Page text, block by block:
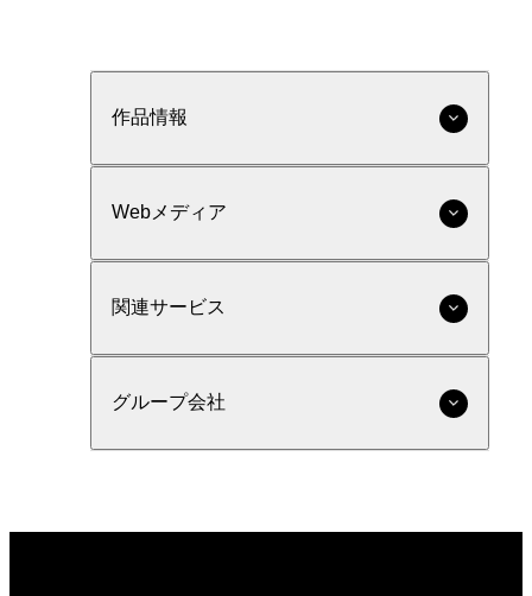
作品情報
Webメディア
関連サービス
グループ会社